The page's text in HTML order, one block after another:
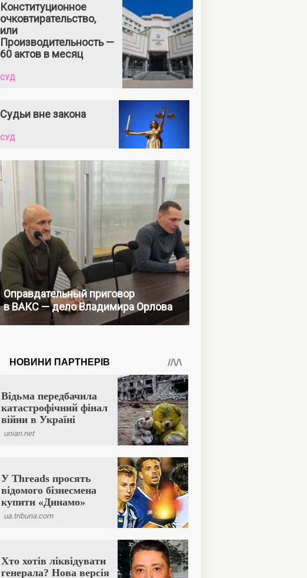
Конституционное
очковтирательство,
или
Производительность —
60 актов в месяц
СУД
Судьи вне закона
СУД
Оправдательный приговор
в ВАКС — дело Владимира Орлова